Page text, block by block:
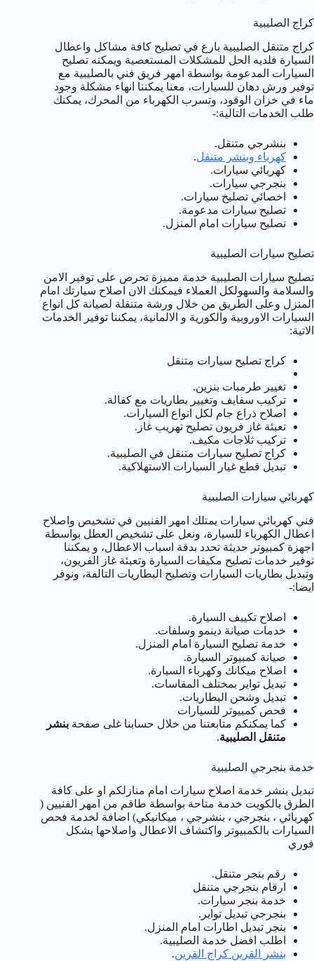
كراج الصليبية
كراج متنقل الصليبية بارع في تصليح كافة مشاكل واعطال
السيارة فلديه الحل للمشكلات المستعصية ويمكنه تصليح
السيارات المدعومة بواسطة امهر فريق فني بالصليبية مع
توفير ورش دهان للسيارات، معنا يمكننا انهاء مشكلة وجود
ماء في خزان الوقود، وتسرب الكهرباء من المحرك، يمكنك
طلب الخدمات التالية:-
بنشرجي متنقل.
كهرباء وبنشر متنقل.
كهربائي سيارات.
بنجرجي سيارات.
اخصائي تصليخ سيارات.
تصليح سيارات مدعومة.
تصليح سيارات امام المنزل.
تصليح سيارات الصليبية
تصليح سيارات الصليبية خدمة مميزة تحرص على توفير الامن
والسلامة والسهولكل العملاء فيمكنك الان اصلاح سيارتك امام
المنزل وعلى الطريق من خلال ورشة متنقلة لصيانة كل انواع
السيارات الاوروبية والكورية و الالمانية، يمكننا توفير الخدمات
الاتية:
كراج تصليح سيارات متنقل
تغيير طرمبات بنزين.
تركيب سفايف وتغيير بطاريات مع كفالة.
اصلاح ذراع جام لكل انواع السيارات.
تعبئة غاز فريون تصليح تهريب غاز.
تركيب ثلاجات مكيف.
كراج تصليح سيارات متنقل في الصليبية.
تبديل قطع غيار السيارات الاستهلاكية.
كهربائي سيارات الصليبية
فني كهربائي سيارات يمتلك امهر الفنيين في تشخيص واصلاح
اعطال الكهرباء للسيارة، ونعل على تشخيص العطل بواسطة
اجهزة كمبيوتر حديثة تحدد بدقة اسباب الاعطال، و يمكننا
توفير خدمات تصليح مكيفات السيارة وتعبئة غاز الفريون،
وتبديل بطاريات السيارات وتصليح البطاريات التالفة، ونوفر
ايضا:-
اصلاح تكييف السيارة.
خدمات صيانة دينمو وسلفات.
خدمة تصليح السيارة امام المنزل.
صيانة كمبيوتر السيارة.
اصلاح ميكانك وكهرباء السيارة.
تبديل تواير بمختلف المقاسات.
تبديل وشحن البطاريات.
فحص كمبيوتر للسيارات
كما يمكنكم متابعتنا من خلال حسابنا غلى صفحة بنشر
متنقل الصليبية.
خدمة بنجرجي الصليبية
تبديل بنشر خدمة اصلاح سيارات امام منازلكم او على كافة
الطرق بالكويت خدمة متاحة بواسطة طاقم من امهر الفنيين (
كهربائي ، بنجرجي ، بنشرجي ، ميكانيكي) اضافة لخدمة فحص
السيارات بالكمبيوتر واكتشاف الاعطال واصلاحها بشكل
فوري
رقم بنجر متنقل.
ارقام بنجرجي متنقل
خدمة بنجر سيارات.
بنجرجي تبديل تواير.
بنجر تبديل اطارات امام المنزل.
اطلب افضل خدمة الصليبية.
بنشر القرين كراج القرين.